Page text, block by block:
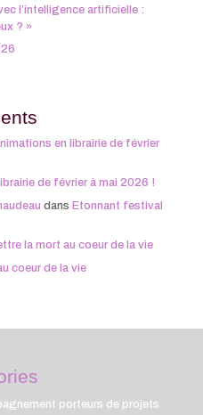
l’intelligence artificielle :
? »
en librairie de février
de février à mai 2026 !
dans Etonnant festival
la mort au coeur de la vie
coeur de la vie
porteurs de projets